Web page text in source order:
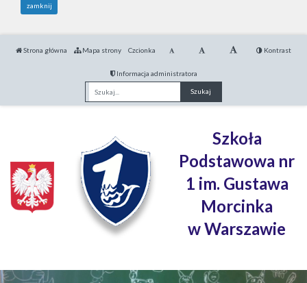
zamknij
Strona główna Mapa strony Czcionka Kontrast
Informacja administratora
Fraza
Szkoła
Podstawowa nr
1 im. Gustawa
Morcinka
w Warszawie